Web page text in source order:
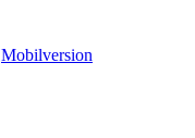
Mobilversion